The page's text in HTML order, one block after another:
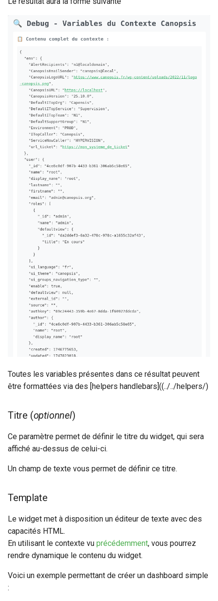
Toutes les variables présentes dans ce résultat peuvent
être formattées via des [helpers handlebars]((../../helpers/)
Titre (optionnel)
Ce paramètre permet de définir le titre du widget, qui sera
affiché au-dessus de celui-ci.
Un champ de texte vous permet de définir ce titre.
Template
Le widget met à disposition un éditeur de texte avec des
capacités HTML.
En utilisant le contexte vu précédemment, vous pourrez
rendre dynamique le contenu du widget.
Voici un exemple permettant de créer un dashboard simple
: